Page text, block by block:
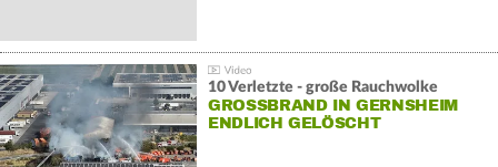
10 Verletzte - große Rauchwolke
GROSSBRAND IN GERNSHEIM E
NDLICH GELÖSCHT